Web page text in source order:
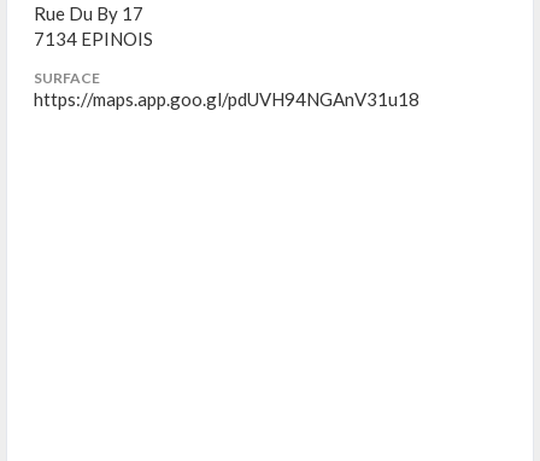
Rue Du By 17
7134 EPINOIS
SURFACE
https://maps.app.goo.gl/pdUVH94NGAnV31u18